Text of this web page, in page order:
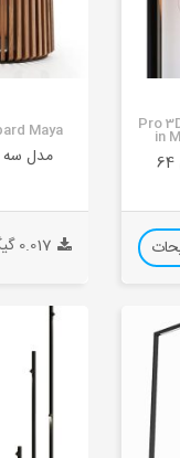
Pro
in
Maya
مدل سه
0.017 گیگابایت